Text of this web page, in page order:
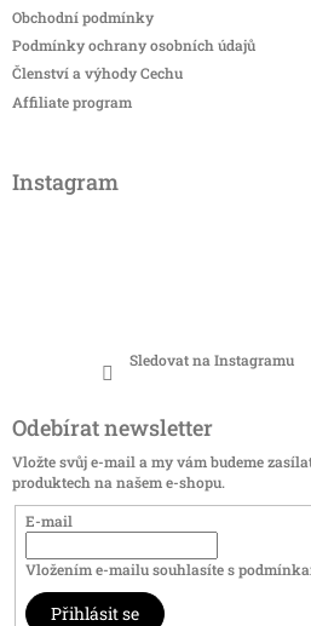
Obchodní podmínky
Podmínky ochrany osobních údajů
Členství a výhody Cechu
Affiliate program
Instagram
Sledovat na Instagramu
Odebírat newsletter
Vložte svůj e-mail a my vám budeme
produktech na našem e-shopu.
E-mail
Vložením e-mailu souhlasíte s
Přihlásit se